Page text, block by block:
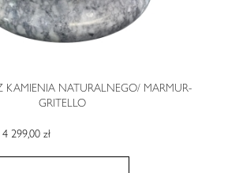
KAMIENIA NATURALNEGO/ MARMUR-
GRITELLO
4 299,00 zł